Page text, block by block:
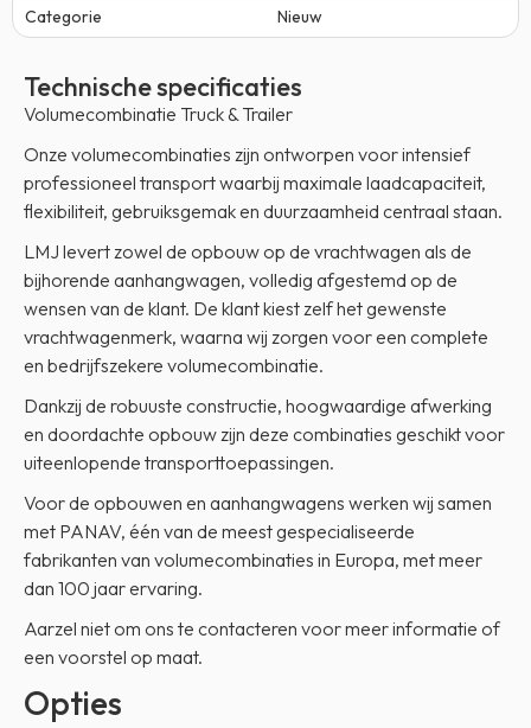
Categorie
Nieuw
Technische specificaties
Volumecombinatie Truck & Trailer
Onze volumecombinaties zijn ontworpen voor intensief
professioneel transport waarbij maximale laadcapaciteit,
flexibiliteit, gebruiksgemak en duurzaamheid centraal staan.
LMJ levert zowel de opbouw op de vrachtwagen als de
bijhorende aanhangwagen, volledig afgestemd op de
wensen van de klant. De klant kiest zelf het gewenste
vrachtwagenmerk, waarna wij zorgen voor een complete
en bedrijfszekere volumecombinatie.
Dankzij de robuuste constructie, hoogwaardige afwerking
en doordachte opbouw zijn deze combinaties geschikt voor
uiteenlopende transporttoepassingen.
Voor de opbouwen en aanhangwagens werken wij samen
met PANAV, één van de meest gespecialiseerde
fabrikanten van volumecombinaties in Europa, met meer
dan 100 jaar ervaring.
Aarzel niet om ons te contacteren voor meer informatie of
een voorstel op maat.
Opties